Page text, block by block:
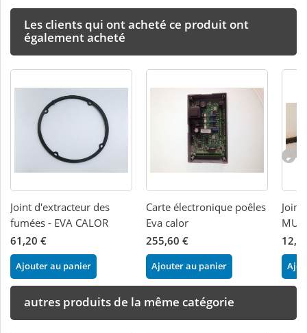
Les clients qui ont acheté ce produit ont
également acheté
Joint d'extracteur des
fumées - EVA CALOR
61,20 €
Ajouter au panier
Carte électronique poêles
Eva calor
255,60 €
Ajouter au panier
autres produits de la même catégorie